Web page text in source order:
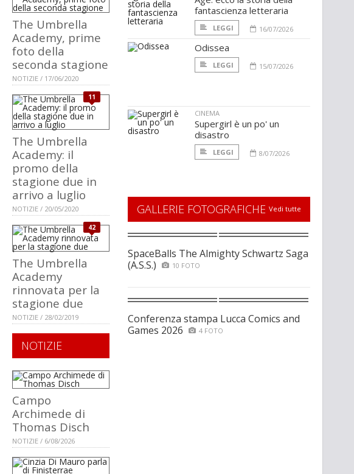
The Umbrella
Academy, prime
foto della
seconda stagione
NOTIZIE / 17/06/2020
11
The Umbrella
Academy: il
promo della
stagione due in
arrivo a luglio
NOTIZIE / 20/05/2020
42
The Umbrella
Academy
rinnovata per la
stagione due
NOTIZIE / 28/02/2019
NOTIZIE
Campo
Archimede di
Thomas Disch
NOTIZIE / 6/08/2026
fantascienza letteraria
LEGGI 16/07/2026
Odissea
LEGGI 15/07/2026
CINEMA
Supergirl è un po' un
disastro
LEGGI 8/07/2026
GALLERIE FOTOGRAFICHE Vedi tutte
SpaceBalls The Almighty Schwartz Saga
(A.S.S.)
10 FOTO
Conferenza stampa Lucca Comics and
Games 2026
4 FOTO